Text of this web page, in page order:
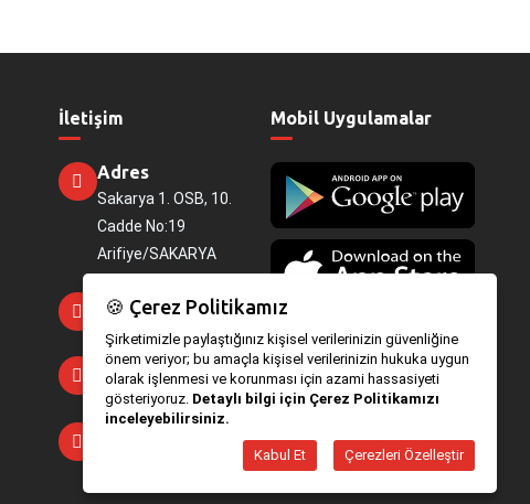
İletişim
Adres
Sakarya 1. OSB, 10.
Cadde No:19
Arifiye/SAKARYA
Telefon
E-Mail
bilgi@ozpasmarket.com
Kiralık Yeriniz Mi
Mobil Uygulamalar
🍪 Çerez Politikamız
Şirketimizle paylaştığınız kişisel verilerinizin güvenliğine
önem veriyor; bu amaçla kişisel verilerinizin hukuka uygun
olarak işlenmesi ve korunması için azami hassasiyeti
gösteriyoruz. Detaylı bilgi için Çerez Politikamızı
inceleyebilirsiniz.
Kabul Et Çerezleri Özelleştir